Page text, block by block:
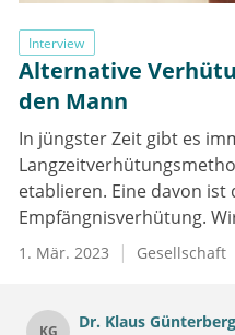
Interview
Alternative
den Mann
In jüngster Zeit gibt es
etablieren. Eine davon
Empfängnisverhütung.
1. Mär. 2023 Gesellschaft
Dr. Klaus Günterberg